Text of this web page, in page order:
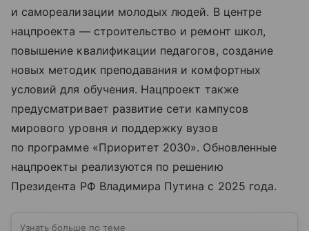
и самореализации молодых людей. В центре
нацпроекта — строительство и ремонт школ,
повышение квалификации педагогов, создание
новых методик преподавания и комфортных
условий для обучения. Нацпроект также
предусматривает развитие сети кампусов
мирового уровня и поддержку вузов
по программе «Приоритет 2030». Обновленные
нацпроекты реализуются по решению
Президента РФ Владимира Путина с 2025 года.
Узнать больше по теме